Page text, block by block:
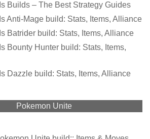
Builds – The Best Strategy Guides
Anti-Mage build: Stats, Items, Alliance
Batrider build: Stats, Items, Alliance
Bounty Hunter build: Stats, Items,
Dazzle build: Stats, Items, Alliance
Pokemon Unite